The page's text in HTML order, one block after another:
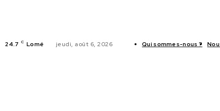
24.7 C Lomé jeudi, août 6, 2026 Qui sommes-nous ?